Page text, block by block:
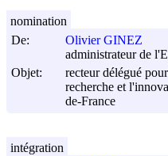
De:
Olivier GINEZ
administrateur de
Objet:
recteur délégué
recherche et
de-France
nomination
intégration